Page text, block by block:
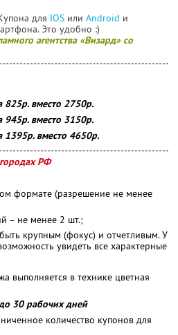
для IOS или Android и
Это удобно :)
агентства «Визард» со
825р. вместо 2750р.
945р. вместо 3150р.
1395р. вместо 4650р.
РФ
формате (разрешение не менее
– не менее 2 шт.;
крупным (фокус) и отчетливым. У
увидеть все характерные
выполняется в технике цветная
30 рабочих дней
количество купонов для